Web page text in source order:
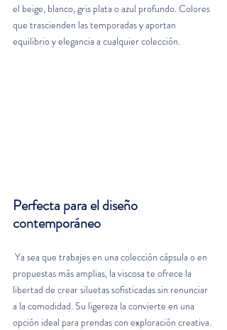
el beige, blanco, gris plata o azul profundo. Colores
que trascienden las temporadas y aportan
equilibrio y elegancia a cualquier colección.
Perfecta para el diseño
contemporáneo
propuestas más amplias, la viscosa te ofrece la
libertad de crear siluetas sofisticadas sin renunciar
a la comodidad. Su ligereza la convierte en una
opción ideal para prendas con exploración creativa.